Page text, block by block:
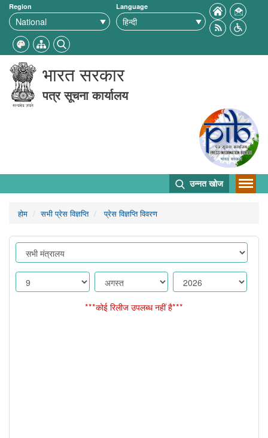
Region Language
भारत सरकार
पत्र सूचना कार्यालय
उन्नत खोज
होम सभी प्रेस विज्ञप्ति प्रेस विज्ञप्ति विवरण
***कोई रिलीज उपलब्ध नहीं है***